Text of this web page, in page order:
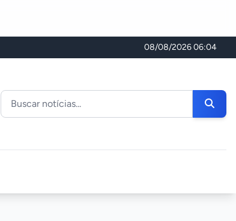
08/08/2026 06:04
Buscar noticias